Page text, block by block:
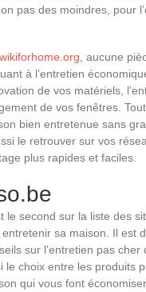
pas des moindres, pour
wikiforhome.org , aucune
à l’entretien
de vos matériels,
de vos fenêtres.
bien entretenue sans
le retrouver sur vos
plus rapides et faciles.
le second sur la liste des
sa maison. Il est
sur l’entretien pas cher
le choix entre les produits
qui vous font